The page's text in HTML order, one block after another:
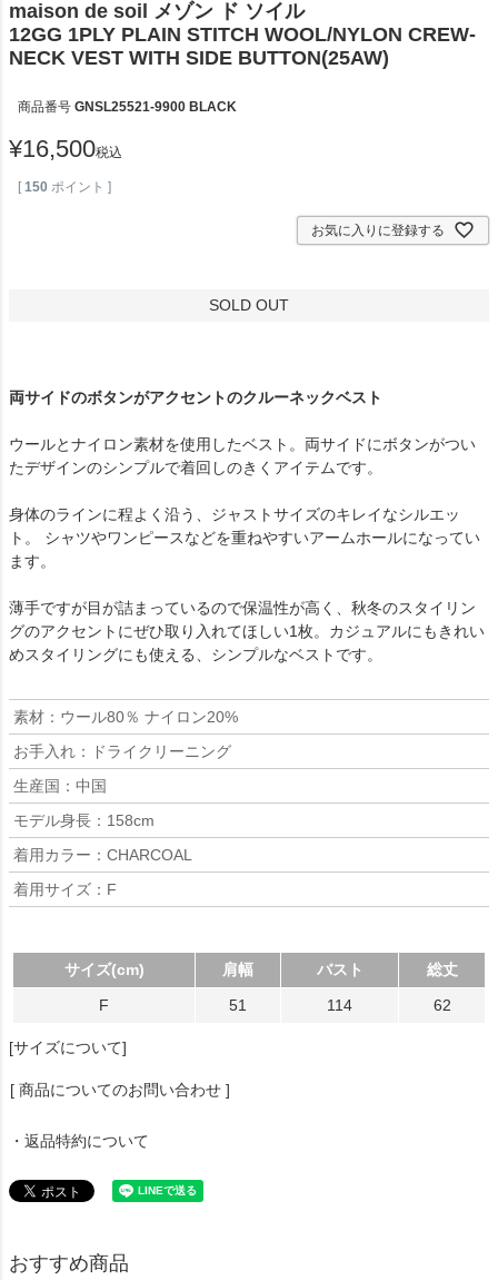
maison de soil メゾン ド ソイル
12GG 1PLY PLAIN STITCH WOOL/NYLON CREW-
NECK VEST WITH SIDE BUTTON(25AW)
商品番号 GNSL25521-9900 BLACK
¥16,500税込
[ 150 ポイント ]
お気に入りに登録する
SOLD OUT
両サイドのボタンがアクセントのクルーネックベスト
ウールとナイロン素材を使用したベスト。両サイドにボタンがつい
たデザインのシンプルで着回しのきくアイテムです。
身体のラインに程よく沿う、ジャストサイズのキレイなシルエッ
ト。 シャツやワンピースなどを重ねやすいアームホールになってい
ます。
薄手ですが目が詰まっているので保温性が高く、秋冬のスタイリン
グのアクセントにぜひ取り入れてほしい1枚。カジュアルにもきれい
めスタイリングにも使える、シンプルなベストです。
素材：ウール80％ ナイロン20%
お手入れ：ドライクリーニング
生産国：中国
モデル身長：158cm
着用カラー：CHARCOAL
着用サイズ：F
サイズ(cm) 肩幅 バスト
総丈
F
51 114 62
[サイズについて]
[ 商品についてのお問い合わせ ]
・返品特約について
おすすめ商品